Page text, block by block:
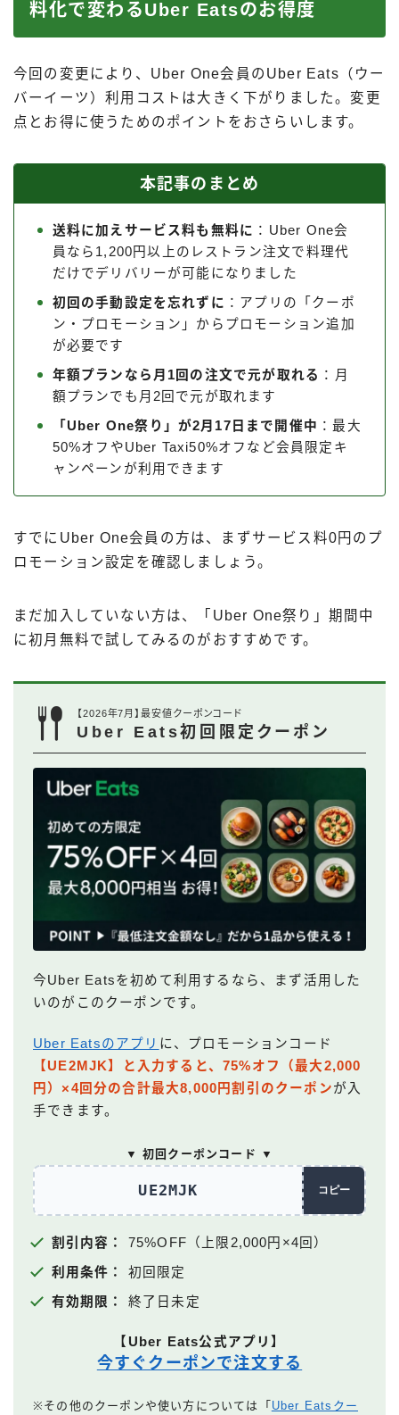
料化で変わるUber Eatsのお得度
今回の変更により、Uber One会員のUber Eats（ウー
バーイーツ）利用コストは大きく下がりました。変更
点とお得に使うためのポイントをおさらいします。
本記事のまとめ
送料に加えサービス料も無料に ：Uber One会
員なら1,200円以上のレストラン注文で料理代
だけでデリバリーが可能になりました
初回の手動設定を忘れずに ：アプリの「クーポ
ン・プロモーション」からプロモーション追加
が必要です
年額プランなら月1回の注文で元が取れる ：月
額プランでも月2回で元が取れます
「Uber One祭り」が2月17日まで開催中 ：最大
50%オフやUber Taxi50%オフなど会員限定キ
ャンペーンが利用できます
すでにUber One会員の方は、まずサービス料0円のプ
ロモーション設定を確認しましょう。
まだ加入していない方は、「Uber One祭り」期間中
に初月無料で試してみるのがおすすめです。
【2026年7月】最安値クーポンコード
Uber Eats初回限定クーポン
今Uber Eatsを初めて利用するなら、まず活用した
いのがこのクーポンです。
Uber Eatsのアプリ に、プロモーションコード
【UE2MJK】と入力すると、75%オフ（最大2,000
円）×4回分の合計最大8,000円割引のクーポンが入
手できます。
▼ 初回クーポンコード ▼
UE2MJK コピー
割引内容： 75%OFF（上限2,000円×4回）
利用条件： 初回限定
有効期限： 終了日未定
【Uber Eats公式アプリ】
今すぐクーポンで注文する
※その他のクーポンや使い方については「 Uber Eatsクー